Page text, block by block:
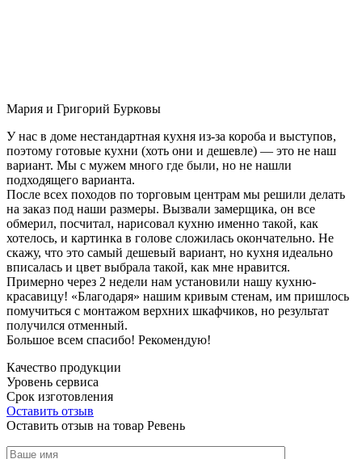
Мария и Григорий Бурковы
У нас в доме нестандартная кухня из-за короба и выступов,
поэтому готовые кухни (хоть они и дешевле) — это не наш
вариант. Мы с мужем много где были, но не нашли
подходящего варианта.
После всех походов по торговым центрам мы решили делать
на заказ под наши размеры. Вызвали замерщика, он все
обмерил, посчитал, нарисовал кухню именно такой, как
хотелось, и картинка в голове сложилась окончательно. Не
скажу, что это самый дешевый вариант, но кухня идеально
вписалась и цвет выбрала такой, как мне нравится.
Примерно через 2 недели нам установили нашу кухню-
красавицу! «Благодаря» нашим кривым стенам, им пришлось
помучиться с монтажом верхних шкафчиков, но результат
получился отменный.
Большое всем спасибо! Рекомендую!
Качество продукции
Уровень сервиса
Срок изготовления
Оставить отзыв
Оставить отзыв на товар Ревень